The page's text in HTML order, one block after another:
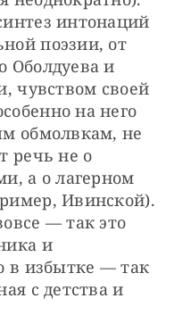
интонаций
поэзии, от
Оболдуева и
чувством своей
на него
обмолвкам, не
речь не о
а о лагерном
Ивинской).
— так это
и
в избытке — так
с детства и